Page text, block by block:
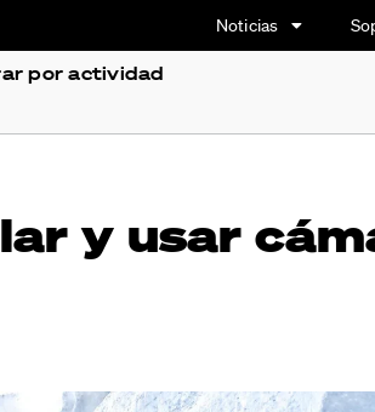
Noticias
por actividad
y usar